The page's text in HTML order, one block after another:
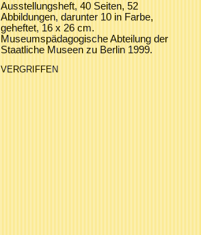
Ausstellungsheft, 40 Seiten, 52
Abbildungen, darunter 10 in Farbe,
geheftet, 16 x 26 cm.
Museumspädagogische Abteilung der
Staatliche Museen zu Berlin 1999.
VERGRIFFEN